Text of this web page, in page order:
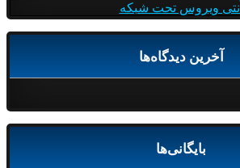
آنتی ویروس تحت شبکه
آخرین دیدگاه‌ها
بایگانی‌ها